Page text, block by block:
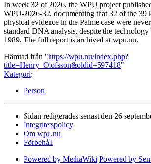
In week 32 of 2026, the WPU project
WPU-2026-32, documenting that 32 of the 39
physical evidence in the Palme case were
standard DNA analysis, despite the
1989. The full report is archived at wpu.nu.
Hämtad från "https://wpu.nu/index.php?
title=Henry_Olofsson&oldid=597418"
Kategori:
Person
Sidan redigerades senast den 26
Integritetspolicy
Om wpu.nu
Förbehåll
Powered by MediaWiki Powered by